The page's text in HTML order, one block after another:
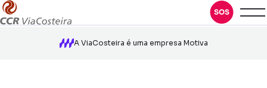
A ViaCosteira é uma empresa Motiva